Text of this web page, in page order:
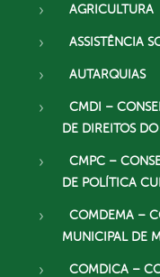
AGRICULTURA
ASSISTÊNCIA
AUTARQUIAS
CMDI –
DE DIREITOS
CMPC –
DE POLÍTICA
COMDEMA –
MUNICIPAL DE
COMDICA –